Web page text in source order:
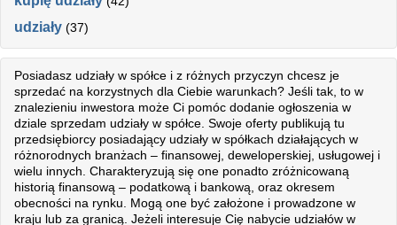
udziały (37)
Posiadasz udziały w spółce i z różnych przyczyn chcesz je
sprzedać na korzystnych dla Ciebie warunkach? Jeśli tak, to w
znalezieniu inwestora może Ci pomóc dodanie ogłoszenia w
dziale sprzedam udziały w spółce. Swoje oferty publikują tu
przedsiębiorcy posiadający udziały w spółkach działających w
różnorodnych branżach – finansowej, deweloperskiej, usługowej i
wielu innych. Charakteryzują się one ponadto zróżnicowaną
historią finansową – podatkową i bankową, oraz okresem
obecności na rynku. Mogą one być założone i prowadzone w
kraju lub za granicą. Jeżeli interesuje Cię nabycie udziałów w